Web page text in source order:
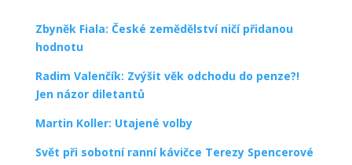
Zbyněk Fiala: České zemědělství ničí přidanou
hodnotu
Radim Valenčík: Zvýšit věk odchodu do penze?!
Jen názor diletantů
Martin Koller: Utajené volby
Svět při sobotní ranní kávičce Terezy Spencerové